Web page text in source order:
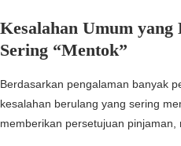
Kesalahan Umum yang
Sering “Mentok”
Berdasarkan pengalaman banyak
kesalahan berulang yang sering
memberikan persetujuan pinjaman,